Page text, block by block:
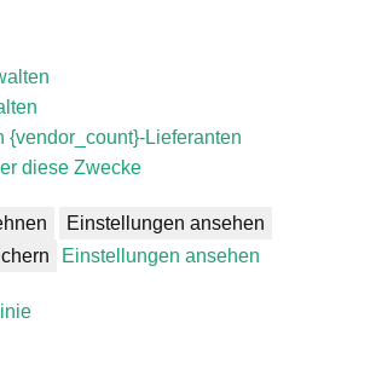
{vendor_count}-Lieferanten
diese Zwecke
Einstellungen ansehen
Einstellungen ansehen